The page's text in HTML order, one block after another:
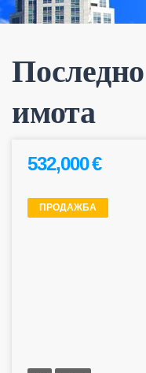
имота
532,000 €
ПРОДАЖБА